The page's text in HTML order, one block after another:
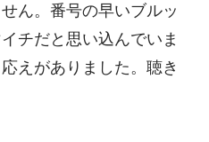
ん。番号の早いブルッ
チだと思い込んでいま
えがありました。聴き